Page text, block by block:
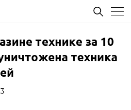
технике за 10
техника